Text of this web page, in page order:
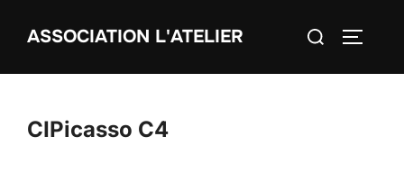
ASSOCIATION L'ATELIER Rechercher :
CIPicasso C4